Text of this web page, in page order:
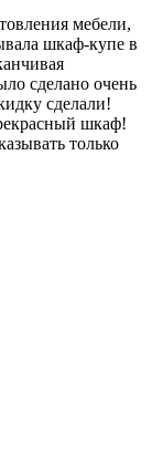
мебели,
шкаф-купе в
сделано очень
сделали!
шкаф!
только